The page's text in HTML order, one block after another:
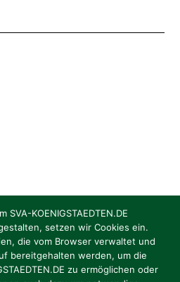
2012 / 2013
SVA-KOENIGSTAEDTEN.DE
setzen wir Cookies ein.
die vom Browser verwaltet und
bereitgehalten werden, um die
zu ermöglichen oder